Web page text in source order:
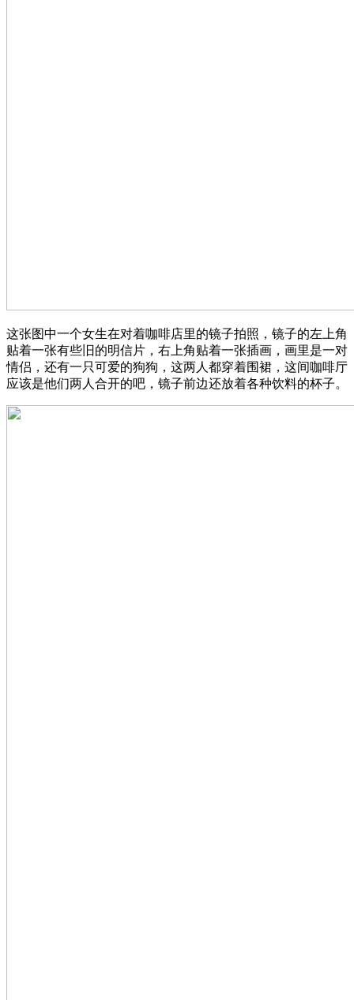
这张图中一个女生在对着咖啡店里的镜子拍照，镜子的左上角
贴着一张有些旧的明信片，右上角贴着一张插画，画里是一对
情侣，还有一只可爱的狗狗，这两人都穿着围裙，这间咖啡厅
应该是他们两人合开的吧，镜子前边还放着各种饮料的杯子。